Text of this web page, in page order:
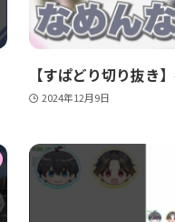
【すぱどり切り抜き
2024年12月9日